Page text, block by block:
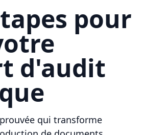
pour
d'audit
qui transforme